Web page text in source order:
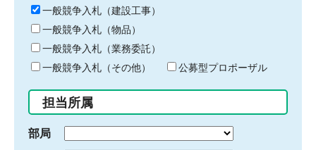
キ
ー
ワ
ー
ド
入
力
一般競争入札（建設工事）
一般競争入札（物品）
一般競争入札（業務委託）
一般競争入札（その他）
公募型プロポーザル
担当所属
部局